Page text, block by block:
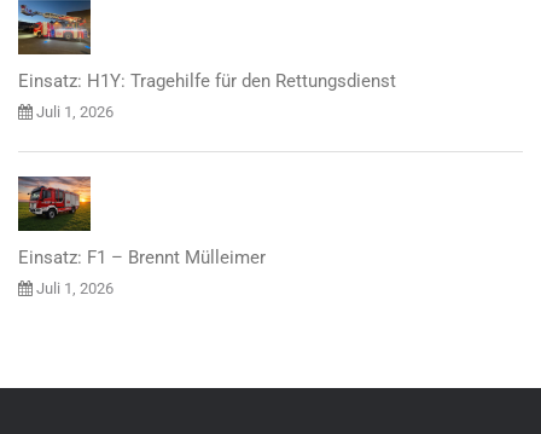
Einsatz: H1Y: Tragehilfe für den Rettungsdienst
Juli 1, 2026
Einsatz: F1 – Brennt Mülleimer
Juli 1, 2026